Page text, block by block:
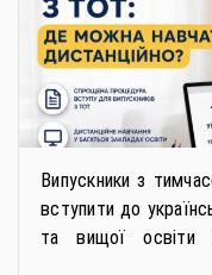
Випускники з
вступити до
та вищої